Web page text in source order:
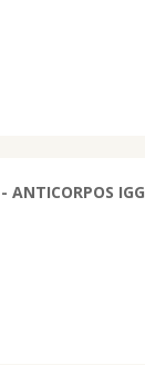
ANTICORPOS IGG